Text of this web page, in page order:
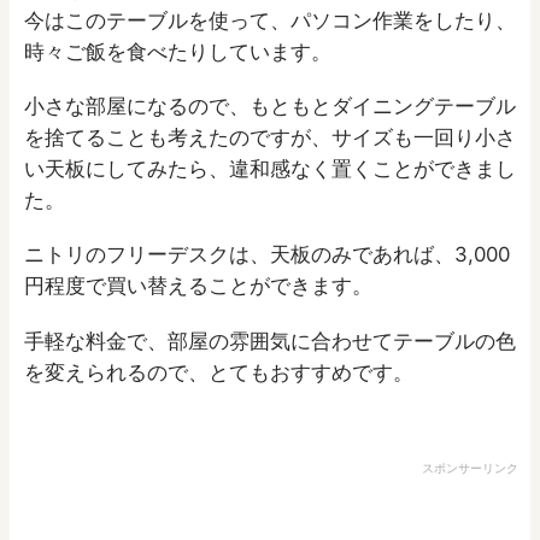
今はこのテーブルを使って、パソコン作業をしたり、
時々ご飯を食べたりしています。
小さな部屋になるので、もともとダイニングテーブル
を捨てることも考えたのですが、サイズも一回り小さ
い天板にしてみたら、違和感なく置くことができまし
た。
ニトリのフリーデスクは、天板のみであれば、3,000
円程度で買い替えることができます。
手軽な料金で、部屋の雰囲気に合わせてテーブルの色
を変えられるので、とてもおすすめです。
スポンサーリンク